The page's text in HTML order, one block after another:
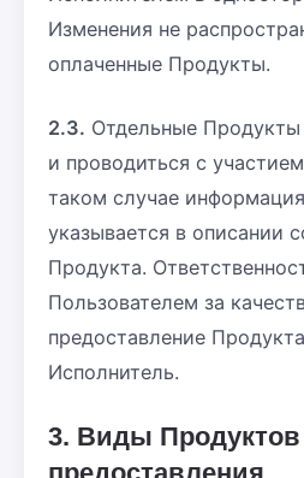
Изменения не
оплаченные Продукты.
2.3. Отдельные Продукты
и проводиться с
таком случае
указывается в описании
Продукта.
Пользователем за
предоставление
Исполнитель.
3. Виды